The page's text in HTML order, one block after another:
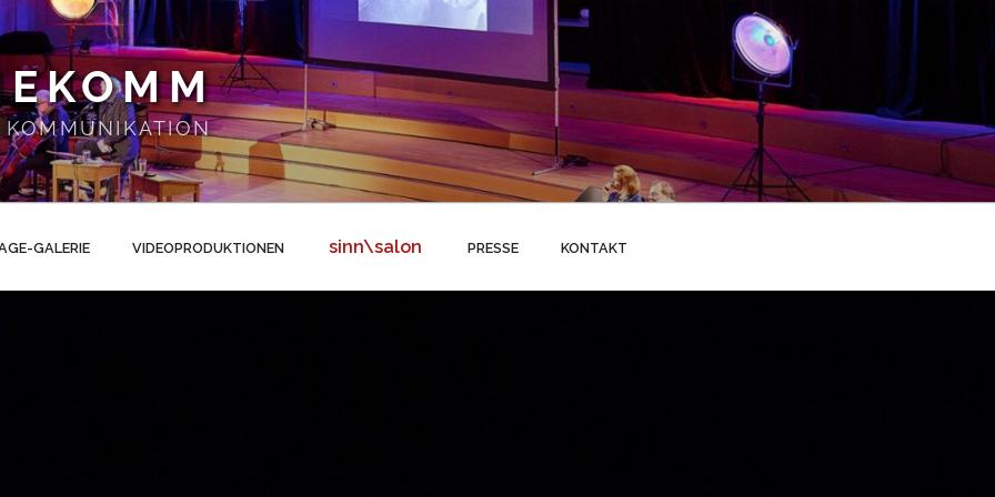
KOMMUNIKATION
GALERIE VIDEOPRODUKTIONEN sinn\salon PRESSE KONTAKT